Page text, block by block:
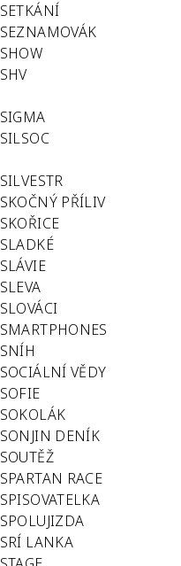
SETKÁNÍ
SEZNAMOVÁK
SHOW
SHV
SIGMA
SILSOC
SILVESTR
SKOČNÝ PŘÍLIV
SKOŘICE
SLADKÉ
SLÁVIE
SLEVA
SLOVÁCI
SMARTPHONES
SNÍH
SOCIÁLNÍ VĚDY
SOFIE
SOKOLÁK
SONJIN DENÍK
SOUTĚŽ
SPARTAN RACE
SPISOVATELKA
SPOLUJIZDA
SRÍ LANKA